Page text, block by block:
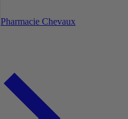
Pharmacie Chevaux